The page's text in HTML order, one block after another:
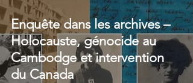
Enquête dans les archives –
Holocauste, génocide au
Cambodge et intervention
du Canada